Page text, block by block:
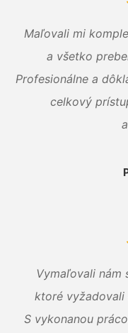
Maľovali mi
a všetko
Profesionálne a
celkový
Vymaľovali nám
ktoré vyžadovali
S vykonanou